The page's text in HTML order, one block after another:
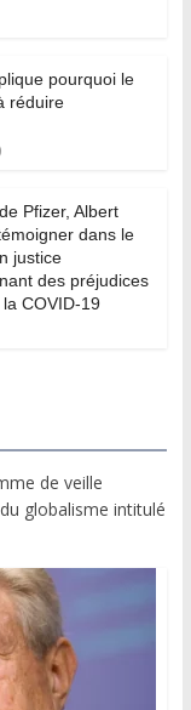
pourquoi le
réduire
Pfizer, Albert
dans le
justice
des préjudices
COVID-19
de veille
globalisme intitulé